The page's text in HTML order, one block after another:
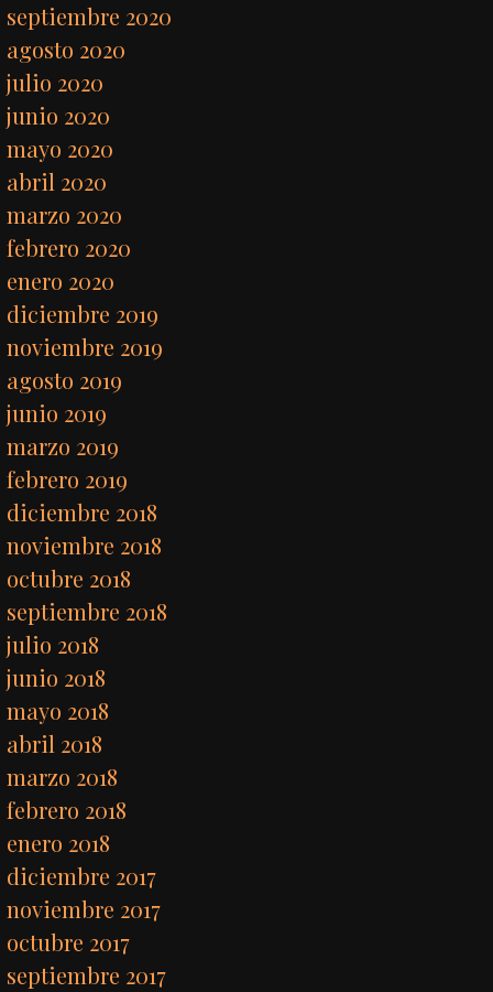
septiembre 2020
agosto 2020
julio 2020
junio 2020
mayo 2020
abril 2020
marzo 2020
febrero 2020
enero 2020
diciembre 2019
noviembre 2019
agosto 2019
junio 2019
marzo 2019
febrero 2019
diciembre 2018
noviembre 2018
octubre 2018
septiembre 2018
julio 2018
junio 2018
mayo 2018
abril 2018
marzo 2018
febrero 2018
enero 2018
diciembre 2017
noviembre 2017
octubre 2017
septiembre 2017